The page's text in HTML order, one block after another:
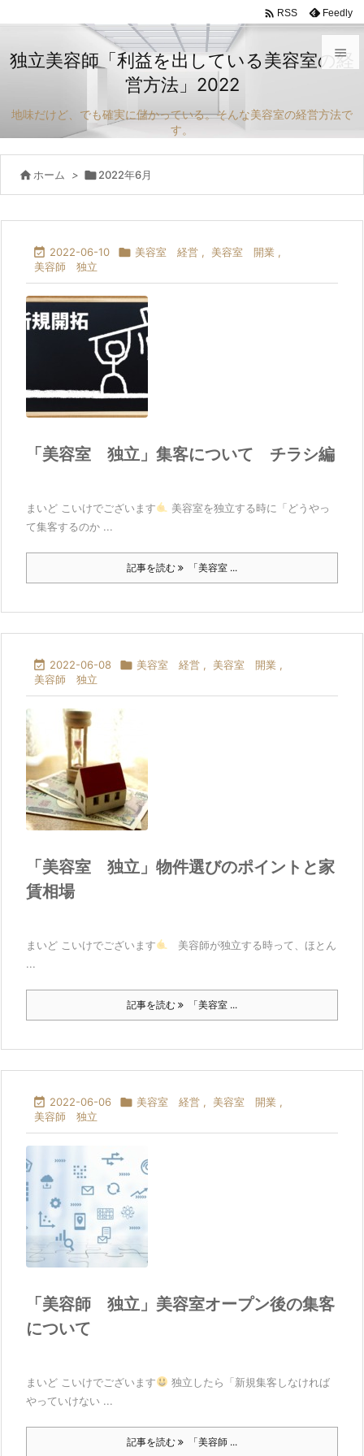

 RSS Feedly
独立美容師「利益を出している美容室の経
営方法」2022
地味だけど、でも確実に儲かっている。そんな美容室の経営方法で
す。
 ホーム > 2022年6月
 2022-06-10  美容室 経営 , 美容室 開業 ,
美容師 独立
「美容室 独立」集客について チラシ編
まいど こいけでございます
美容室を独立する時に「どうやっ
て集客するのか ...
記事を読む 「美容室 ...
 2022-06-08  美容室 経営 , 美容室 開業 ,
美容師 独立
「美容室 独立」物件選びのポイントと家
賃相場
まいど こいけでございます
美容師が独立する時って、ほとん
...
記事を読む 「美容室 ...
 2022-06-06  美容室 経営 , 美容室 開業 ,
美容師 独立
「美容師 独立」美容室オープン後の集客
について
まいど こいけでございます
独立したら「新規集客しなければ
やっていけない ...
記事を読む 「美容師 ...